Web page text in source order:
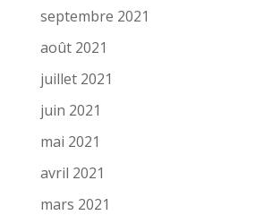
septembre 2021
août 2021
juillet 2021
juin 2021
mai 2021
avril 2021
mars 2021